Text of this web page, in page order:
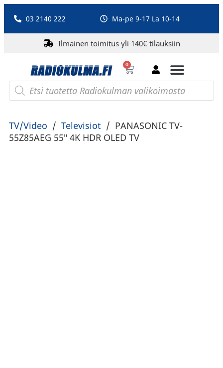
03 2140 222 Ma-pe 9-17 La 10-14
Ilmainen toimitus yli 140€ tilauksiin
0
TV/Video / Televisiot / PANASONIC TV-
55Z85AEG 55″ 4K HDR OLED TV